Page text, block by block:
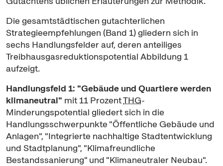
Die gesamtstädtischen gutachterlichen
Strategieempfehlungen (Band 1) gliedern sich in
sechs Handlungsfelder auf, deren anteiliges
Treibhausgasreduktionspotential Abbildung 1
aufzeigt.
Handlungsfeld 1: "Gebäude und Quartiere werden
klimaneutral" mit 11 ProzentTHG-
Minderungspotential gliedert sich in die
Handlungsschwerpunkte "Öffentliche Gebäude und
Anlagen", "Integrierte nachhaltige Stadtentwicklung
und Stadtplanung", "Klimafreundliche
Bestandssanierung" und "Klimaneutraler Neubau".